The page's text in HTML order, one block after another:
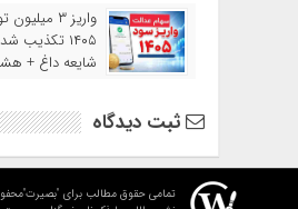
واریز ۳
۱۴۰۵
شایعه داغ +
ثبت دیدگاه
تمامی حقوق مطالب برای